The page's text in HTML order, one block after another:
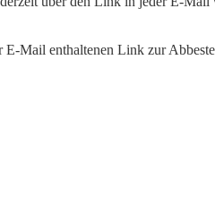
E-Mail enthaltenen Link zur